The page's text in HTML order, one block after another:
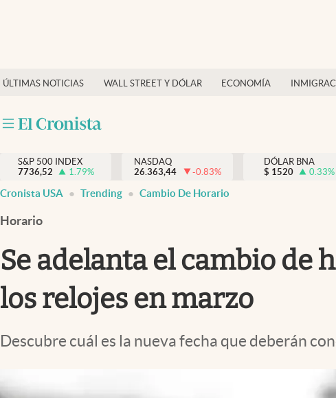
ÚLTIMAS NOTICIAS WALL STREET Y DÓLAR ECONOMÍA
Finanzas y economía
Inmigración
Trending
Streaming
PC y mobile
S&P 500 INDEX
7736,52
1.79%
NASDAQ
26.363,44
-0.83%
DÓLAR BNA
$ 1520 0.33%
Cronista USA Trending Cambio De Horario
Horario
Se adelanta el cambio de
los relojes en marzo
Descubre cuál es la nueva fecha que deberán